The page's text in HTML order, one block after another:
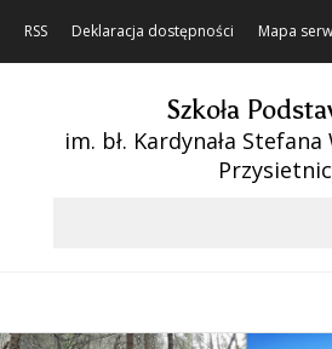
RSS Deklaracja dostępności Mapa
Szkoła
im. bł. Kardynała